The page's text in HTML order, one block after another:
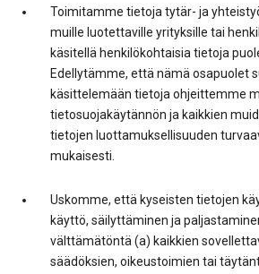
Toimitamme tietoja tytär- ja
muille luotettaville yrityksille tai
käsitellä henkilökohtaisia tietoja
Edellytämme, että nämä osapuolet
käsittelemään tietoja ohjeittemme
tietosuojakäytännön ja kaikkien
tietojen luottamuksellisuuden
mukaisesti.
Uskomme, että kyseisten tietojen
käyttö, säilyttäminen ja
välttämätöntä (a) kaikkien
säädöksien, oikeustoimien tai